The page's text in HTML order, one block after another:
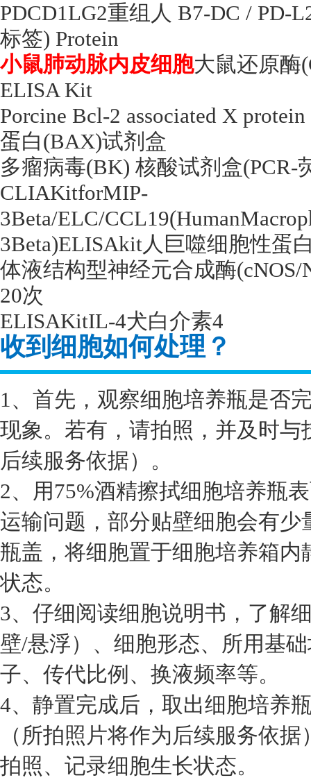
PDCD1LG2重组人 B7-DC / PD-
标签) Protein
小鼠肺动脉内皮细胞大鼠还原酶
ELISA Kit
Porcine Bcl-2 associated X
蛋白(BAX)试剂盒
多瘤病毒(BK) 核酸试剂盒(PCR-
CLIAKitforMIP-
3Beta/ELC/
3Beta)ELISAkit人巨噬细胞性蛋
体液结构型神经元合成酶(cNOS/
20次
ELISAKitIL-4犬白介素4
收到细胞如何处理？
1、首先，观察细胞培养瓶是否
现象。若有，请拍照，并及时
后续服务依据）。
2、用75%酒精擦拭细胞培养瓶
运输问题，部分贴壁细胞会有
瓶盖，将细胞置于细胞培养箱
状态。
3、仔细阅读细胞说明书，了解
壁/悬浮）、细胞形态、所用基
子、传代比例、换液频率等。
4、静置完成后，取出细胞培养
（所拍照片将作为后续服务依
拍照、记录细胞生长状态。